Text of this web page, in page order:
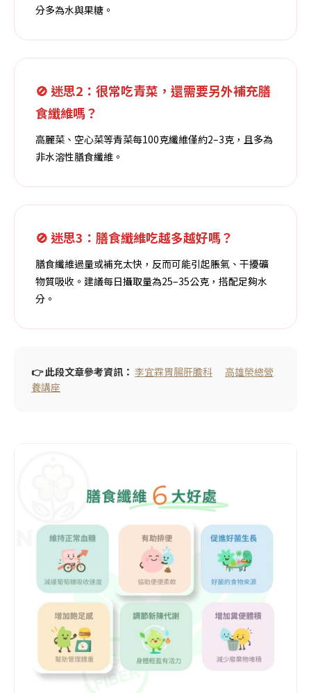
分多為水與果糖。
🚫 迷思2：很常吃青菜，還需要另外補充膳
食纖維嗎？
高麗菜、空心菜等青菜每100克纖維僅約2–3克，且多為
非水溶性膳食纖維。
🚫 迷思3：膳食纖維吃越多越好嗎？
膳食纖維過量或補充太快，反而可能引起脹氣、干擾礦
物質吸收。建議每日攝取量為25–35公克，搭配足夠水
分。
👉 此段文章參考資訊： 李宜霖胃腸肝膽科
高雄榮總營
養講座